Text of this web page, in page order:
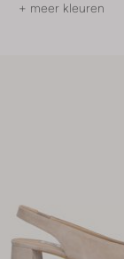
+ meer kleuren